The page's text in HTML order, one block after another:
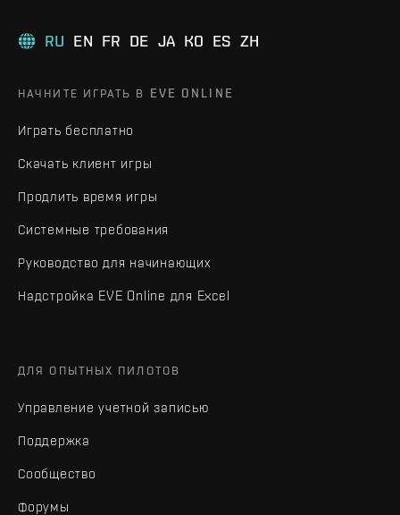
RU EN FR DE JA KO ES ZH
НАЧНИТЕ ИГРАТЬ В EVE ONLINE
Играть бесплатно
Скачать клиент игры
Продлить время игры
Системные требования
Руководство для начинающих
Надстройка EVE Online для Excel
ДЛЯ ОПЫТНЫХ ПИЛОТОВ
Управление учетной записью
Поддержка
Сообщество
Форумы